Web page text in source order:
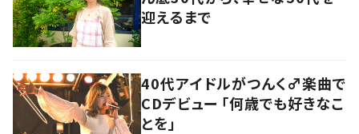
迎えるまで
40代アイドルがつんく♂楽曲で
CDデビュー 「何歳でも好きなこ
とを」